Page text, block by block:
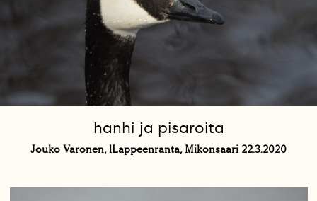
hanhi ja pisaroita
Jouko Varonen, lLappeenranta, Mikonsaari 22.3.2020